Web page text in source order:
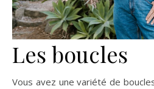
Les boucles
Vous avez une variété de